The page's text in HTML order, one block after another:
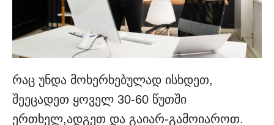
რაც უნდა მოხერხებულად ისხდეთ,
შეეცადეთ ყოველ 30-60 წუთში
ერთხელ,ადგეთ და გაიარ-გამოიაროთ.